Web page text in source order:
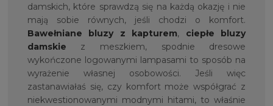
damskich, które sprawdzą się na każdą okazję i nie
mają sobie równych, jeśli chodzi o komfort.
Bawełniane bluzy z kapturem, ciepłe bluzy
damskie z meszkiem, spodnie dresowe
wykończone logowanymi lampasami to sposób na
wyrażenie własnej osobowości. Jeśli więc
zastanawiałaś się, czy komfort może współgrać z
niekwestionowanymi modnymi hitami, to właśnie